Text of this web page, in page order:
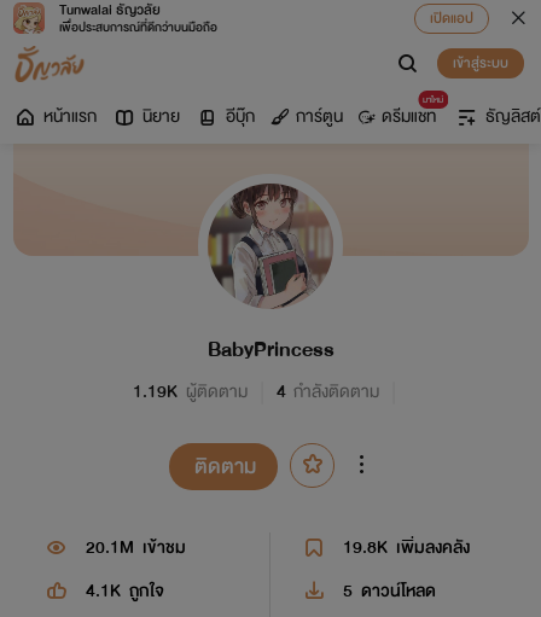
Tunwalai ธัญวลัย
เพื่อประสบการณ์ที่ดีกว่าบนมือถือ
เปิดแอป
เข้าสู่ระบบ
หน้าแรก นิยาย อีบุ๊ก การ์ตูน
มาใหม่
ดรีมแชท ธัญลิสต์
BabyPrincess
1.19K ผู้ติดตาม 4 กำลังติดตาม
ติดตาม
20.1M เข้าชม 19.8K เพิ่มลงคลัง
4.1K ถูกใจ 5 ดาวน์โหลด